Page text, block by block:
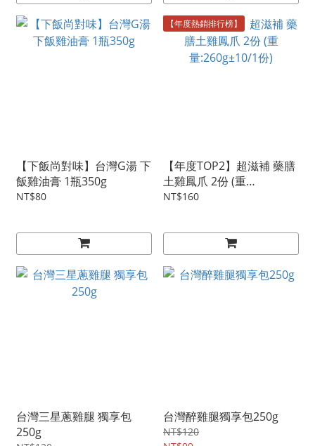
【下飯尚對味】台灣G湯 下
飯雞油膏 1瓶350g
NT$80
【年度熱銷排行榜】
【年度TOP2】超滋補 藥膳
土雞鳳爪 2份 (重
量:260g±10/1份)
NT$160
台灣三星蔥雞腿 獨享包
250g
台灣醉雞腿獨享包250g
NT$120